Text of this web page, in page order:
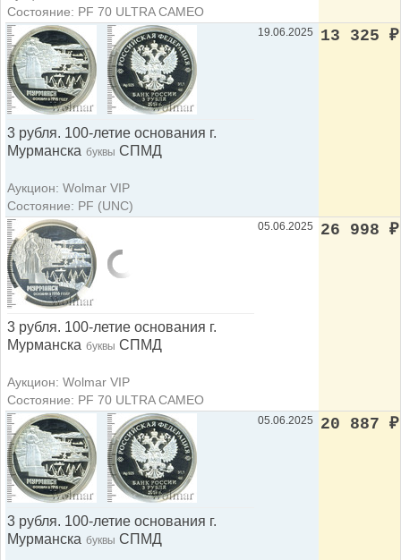
Состояние: PF 70 ULTRA CAMEO
3 рубля. 100-летие основания г.
Мурманска буквы СПМД
Аукцион: Wolmar VIP
Состояние: PF (UNC)
19.06.2025 13 325 ₽
3 рубля. 100-летие основания г.
Мурманска буквы СПМД
Аукцион: Wolmar VIP
Состояние: PF 70 ULTRA CAMEO
05.06.2025 26 998 ₽
3 рубля. 100-летие основания г.
Мурманска буквы СПМД
05.06.2025 20 887 ₽